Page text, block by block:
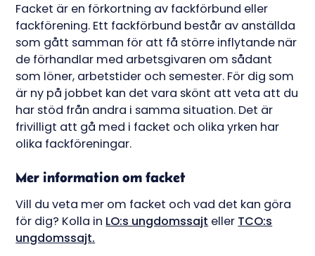
Facket är en förkortning av fackförbund eller
fackförening. Ett fackförbund består av anställda
som gått samman för att få större inflytande när
de förhandlar med arbetsgivaren om sådant
som löner, arbetstider och semester. För dig som
är ny på jobbet kan det vara skönt att veta att du
har stöd från andra i samma situation. Det är
frivilligt att gå med i facket och olika yrken har
olika fackföreningar.
Mer information om facket
Vill du veta mer om facket och vad det kan göra
för dig? Kolla in LO:s ungdomssajt eller TCO:s
ungdomssajt.